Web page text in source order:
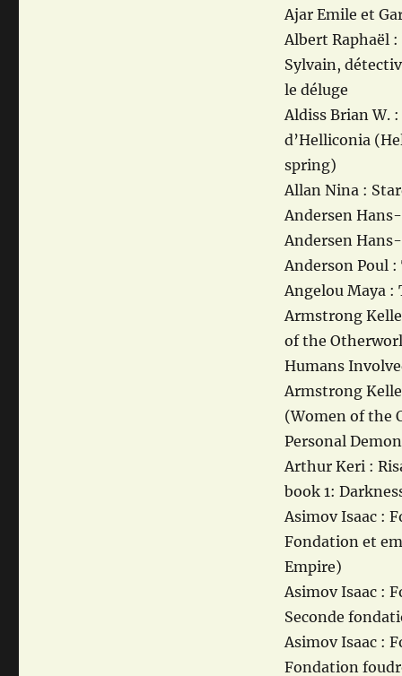
Ajar Emile et
Albert Raphaël
Sylvain,
le déluge
Aldiss Brian W.
d’Helliconia
spring)
Allan Nina :
Andersen
Andersen
Anderson Poul :
Angelou Maya :
Armstrong
of the
Humans
Armstrong
(Women of the
Personal
Arthur Keri :
book 1:
Asimov Isaac :
Fondation et
Empire)
Asimov Isaac :
Seconde
Asimov Isaac :
Fondation